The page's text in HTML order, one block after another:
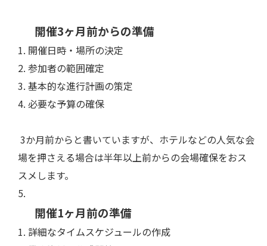
開催3ヶ月前からの準備
開催日時・場所の決定
参加者の範囲確定
基本的な進行計画の策定
必要な予算の確保
3か月前からと書いていますが、ホテルなどの人気な会
場を押さえる場合は半年以上前からの会場確保をおス
スメします。
開催1ヶ月前の準備
詳細なタイムスケジュールの作成